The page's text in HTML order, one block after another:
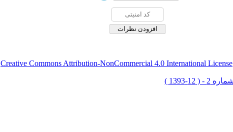
Creative Commons Attribution-NonCommercial 4.0 International License